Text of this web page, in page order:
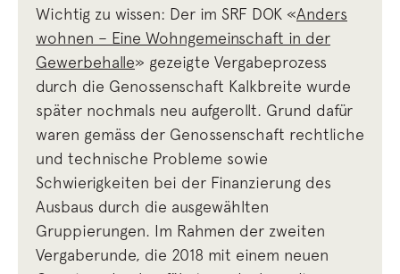
Wichtig zu wissen: Der im SRF DOK «Anders
wohnen – Eine Wohngemeinschaft in der
Gewerbehalle» gezeigte Vergabeprozess
durch die Genossenschaft Kalkbreite wurde
später nochmals neu aufgerollt. Grund dafür
waren gemäss der Genossenschaft rechtliche
und technische Probleme sowie
Schwierigkeiten bei der Finanzierung des
Ausbaus durch die ausgewählten
Gruppierungen. Im Rahmen der zweiten
Vergaberunde, die 2018 mit einem neuen